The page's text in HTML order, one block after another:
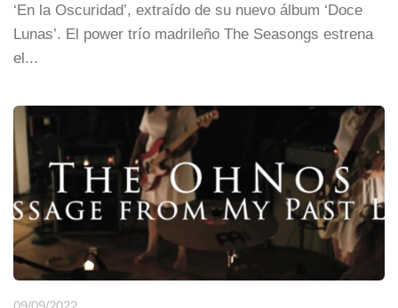
‘En la Oscuridad’, extraído de su nuevo álbum ‘Doce
Lunas’. El power trío madrileño The Seasongs estrena
el...